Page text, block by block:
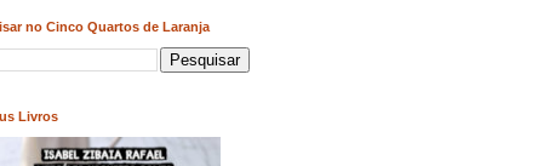
no Cinco Quartos de Laranja
Livros